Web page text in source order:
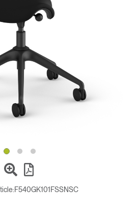
F540GK101FSSNSC